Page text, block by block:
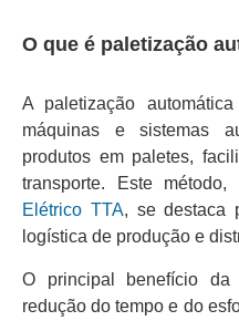
O que é paletização
A paletização
máquinas e sistemas
produtos em paletes,
transporte. Este
Elétrico TTA, se destaca
logística de produção e
O principal benefício da
redução do tempo e do